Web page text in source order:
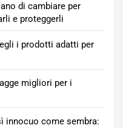
di cambiare per
e proteggerli
i prodotti adatti per
migliori per i
innocuo come sembra: